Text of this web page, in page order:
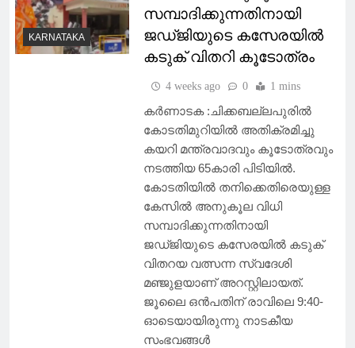
KARNATAKA
സമ്പാദിക്കുന്നതിനായി
ജഡ്ജിയുടെ കസേരയിൽ
കടുക് വിതറി കൂടോത്രം
4 weeks ago 0 1 mins
കർണാടക :ചിക്കബല്ലപുരിൽ
കോടതിമുറിയിൽ അതിക്രമിച്ചു
കയറി മന്ത്രവാദവും കൂടോത്രവും
നടത്തിയ 65കാരി പിടിയിൽ.
കോടതിയിൽ തനിക്കെതിരെയുള്ള
കേസിൽ അനുകൂല വിധി
സമ്പാദിക്കുന്നതിനായി
ജഡ്ജിയുടെ കസേരയിൽ കടുക്
വിതറയ വത്സന്ന സ്വദേശി
മഞ്ജുളയാണ് അറസ്റ്റിലായത്.
ജൂലൈ ഒൻപതിന് രാവിലെ 9:40-
ഓടെയായിരുന്നു നാടകീയ
സംഭവങ്ങൾ